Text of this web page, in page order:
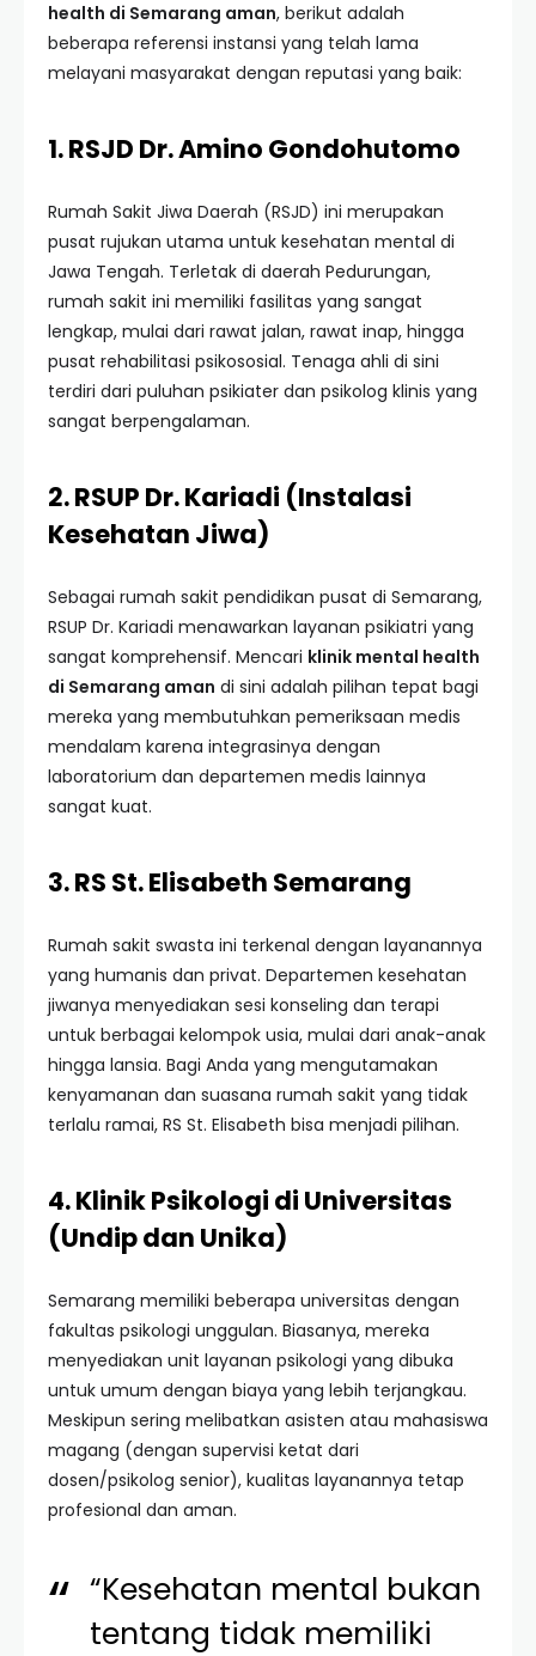
health di Semarang aman, berikut adalah
beberapa referensi instansi yang telah lama
melayani masyarakat dengan reputasi yang baik:
1. RSJD Dr. Amino Gondohutomo
Rumah Sakit Jiwa Daerah (RSJD) ini merupakan
pusat rujukan utama untuk kesehatan mental di
Jawa Tengah. Terletak di daerah Pedurungan,
rumah sakit ini memiliki fasilitas yang sangat
lengkap, mulai dari rawat jalan, rawat inap, hingga
pusat rehabilitasi psikososial. Tenaga ahli di sini
terdiri dari puluhan psikiater dan psikolog klinis yang
sangat berpengalaman.
2. RSUP Dr. Kariadi (Instalasi
Kesehatan Jiwa)
Sebagai rumah sakit pendidikan pusat di Semarang,
RSUP Dr. Kariadi menawarkan layanan psikiatri yang
sangat komprehensif. Mencari klinik mental health
di Semarang aman di sini adalah pilihan tepat bagi
mereka yang membutuhkan pemeriksaan medis
mendalam karena integrasinya dengan
laboratorium dan departemen medis lainnya
sangat kuat.
3. RS St. Elisabeth Semarang
Rumah sakit swasta ini terkenal dengan layanannya
yang humanis dan privat. Departemen kesehatan
jiwanya menyediakan sesi konseling dan terapi
untuk berbagai kelompok usia, mulai dari anak-anak
hingga lansia. Bagi Anda yang mengutamakan
kenyamanan dan suasana rumah sakit yang tidak
terlalu ramai, RS St. Elisabeth bisa menjadi pilihan.
4. Klinik Psikologi di Universitas
(Undip dan Unika)
Semarang memiliki beberapa universitas dengan
fakultas psikologi unggulan. Biasanya, mereka
menyediakan unit layanan psikologi yang dibuka
untuk umum dengan biaya yang lebih terjangkau.
Meskipun sering melibatkan asisten atau mahasiswa
magang (dengan supervisi ketat dari
dosen/psikolog senior), kualitas layanannya tetap
profesional dan aman.
“Kesehatan mental bukan
tentang tidak memiliki